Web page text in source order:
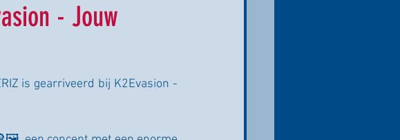
- Jouw
is gearriveerd bij K2Evasion -